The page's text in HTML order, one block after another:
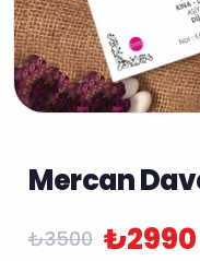
Mercan
₺3500 ₺2990